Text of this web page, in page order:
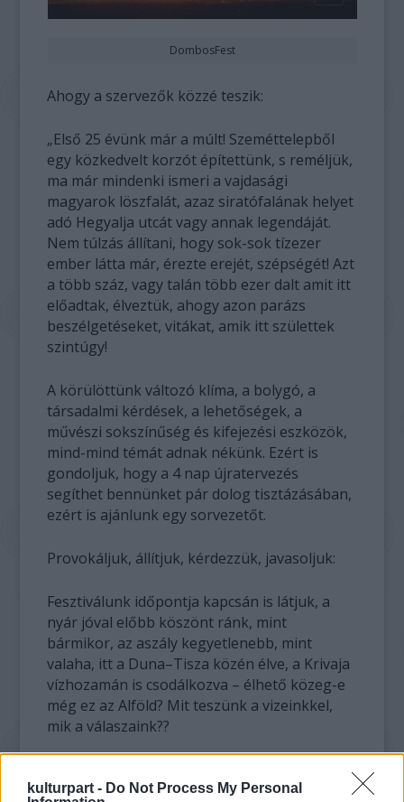
kulturpart - Do Not Process My Personal
DombosFest
Ahogy a szervezők közzé teszik:
„Első 25 évünk már a múlt! Szeméttelepből
egy közkedvelt korzót építettünk, s reméljük,
ma már mindenki ismeri a vajdasági
magyarok löszfalát, azaz siratófalának helyet
adó Hegyalja utcát vagy annak legendáját.
Nem túlzás állítani, hogy sok-sok tízezer
ember látta már, érezte erejét, szépségét! Azt
a több száz, vagy talán több ezer dalt amit itt
előadtak, élveztük, ahogy azon parázs
beszélgetéseket, vitákat, amik itt születtek
szintúgy!
A körülöttünk változó klíma, a bolygó, a
társadalmi kérdések, a lehetőségek, a
művészi sokszínűség és kifejezési eszközök,
mind-mind témát adnak nékünk. Ezért is
gondoljuk, hogy a 4 nap újratervezés
segíthet bennünket pár dolog tisztázásában,
ezért is ajánlunk egy sorvezetőt.
Provokáljuk, állítjuk, kérdezzük, javasoljuk:
Fesztiválunk időpontja kapcsán is látjuk, a
nyár jóval előbb köszönt ránk, mint
bármikor, az aszály kegyetlenebb, mint
valaha, itt a Duna–Tisza közén élve, a Krivaja
vízhozamán is csodálkozva – élhető közeg-e
még ez az Alföld? Mit teszünk a vizeinkkel,
mik a válaszaink??
rendelkezünk? Ti, vajdasági magyar fiatalok